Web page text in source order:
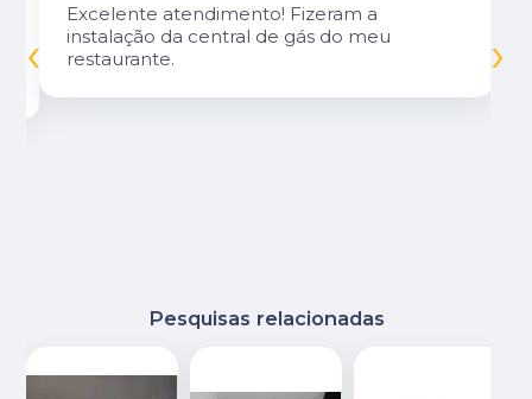
Excelente atendimento! Fizeram a
instalação da central de gás do meu
restaurante.
‹ ›
Pesquisas relacionadas